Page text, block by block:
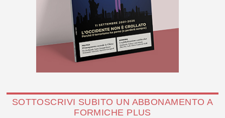
SOTTOSCRIVI SUBITO UN ABBONAMENTO A
FORMICHE PLUS